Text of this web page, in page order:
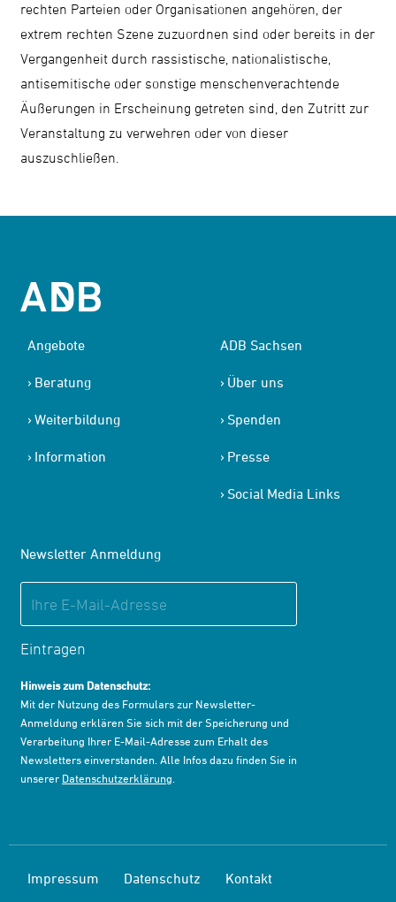
rechten Parteien oder Organisationen angehören, der
extrem rechten Szene zuzuordnen sind oder bereits in der
Vergangenheit durch rassistische, nationalistische,
antisemitische oder sonstige menschenverachtende
Äußerungen in Erscheinung getreten sind, den Zutritt zur
Veranstaltung zu verwehren oder von dieser
auszuschließen.
Angebote
Beratung
Weiterbildung
Information
ADB Sachsen
Über uns
Spenden
Presse
Social Media Links
Newsletter Anmeldung
Eintragen
Hinweis zum Datenschutz:
Mit der Nutzung des Formulars zur Newsletter-
Anmeldung erklären Sie sich mit der Speicherung und
Verarbeitung Ihrer E-Mail-Adresse zum Erhalt des
Newsletters einverstanden. Alle Infos dazu finden Sie in
unserer Datenschutzerklärung
Impressum Datenschutz Kontakt